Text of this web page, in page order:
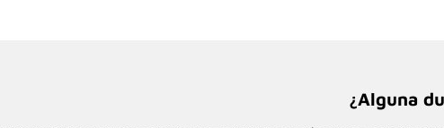
¿Alguna